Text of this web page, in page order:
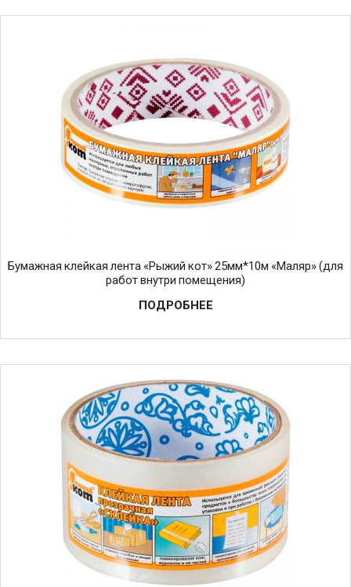
Бумажная клейкая лента «Рыжий кот» 25мм*10м «Маляр» (для
работ внутри помещения)
ПОДРОБНЕЕ